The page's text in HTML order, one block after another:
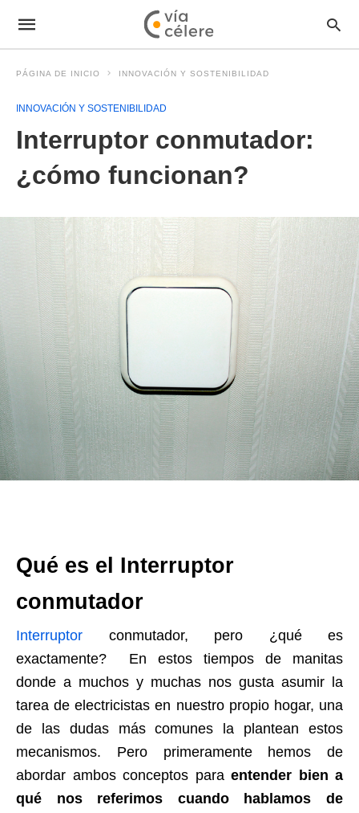
PÁGINA DE INICIO INNOVACIÓN Y SOSTENIBILIDAD
INNOVACIÓN Y SOSTENIBILIDAD
Interruptor conmutador:
¿cómo funcionan?
Qué es el Interruptor
conmutador
Interruptor conmutador, pero ¿qué es
exactamente? En estos tiempos de manitas
donde a muchos y muchas nos gusta asumir la
tarea de electricistas en nuestro propio hogar, una
de las dudas más comunes la plantean estos
mecanismos. Pero primeramente hemos de
abordar ambos conceptos para entender bien a
qué nos referimos cuando hablamos de